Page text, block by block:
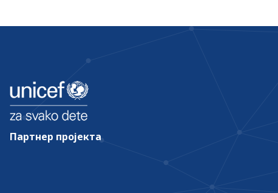
Партнер пројекта